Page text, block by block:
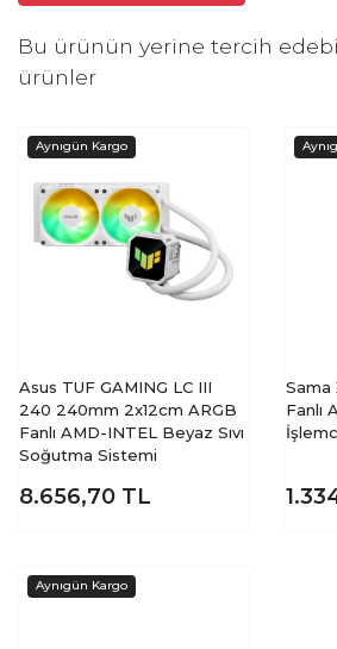
Bu ürünün yerine tercih
ürünler
Asus TUF GAMING LC III
240 240mm 2x12cm ARGB
Fanlı AMD-INTEL Beyaz Sıvı
Soğutma Sistemi
8.656,70 TL
Sama
Fanlı